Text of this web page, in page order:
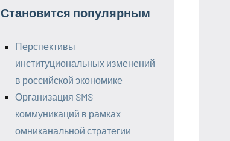
Становится популярным
Перспективы
институциональных изменений
в российской экономике
Организация SMS-
коммуникаций в рамках
омниканальной стратегии